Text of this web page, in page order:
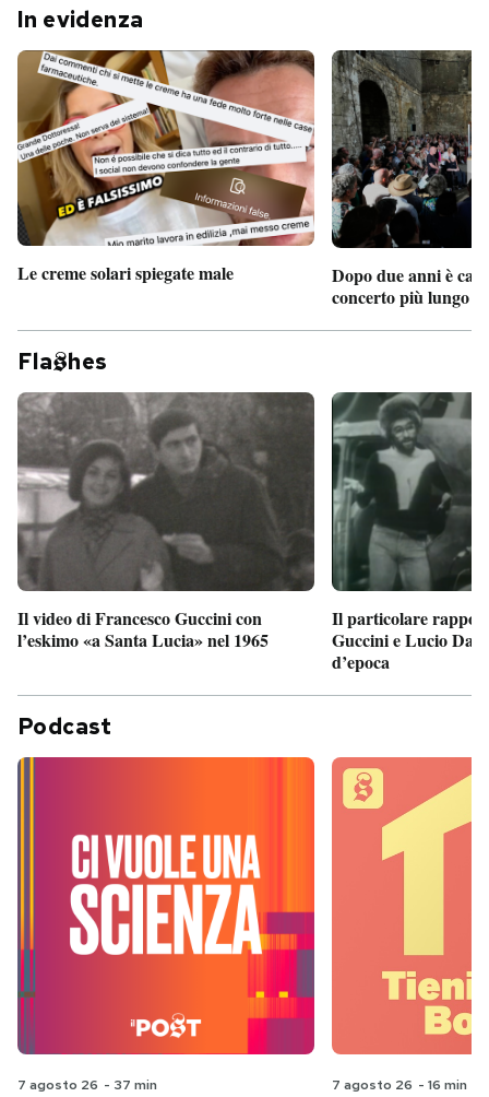
In evidenza
Le creme solari spiegate male
Dopo due anni è
concerto più lungo
Fla hes
Il video di Francesco Guccini con
l’eskimo «a Santa Lucia» nel 1965
Il particolare
Guccini e Lucio
d’epoca
Podcast
7 agosto 26 - 37 min 7 agosto 26 - 16 min